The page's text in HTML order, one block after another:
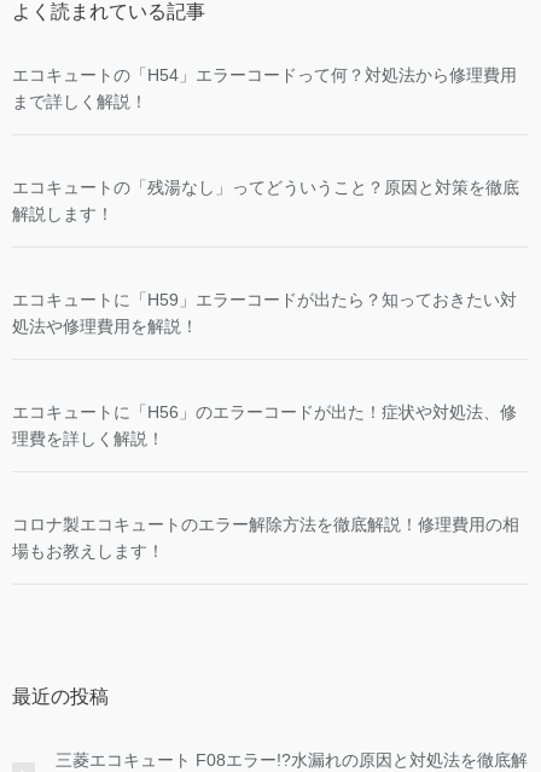
よく読まれている記事
エコキュートの「H54」エラーコードって何？対処法から修理費用
まで詳しく解説！
エコキュートの「残湯なし」ってどういうこと？原因と対策を徹底
解説します！
エコキュートに「H59」エラーコードが出たら？知っておきたい対
処法や修理費用を解説！
エコキュートに「H56」のエラーコードが出た！症状や対処法、修
理費を詳しく解説！
コロナ製エコキュートのエラー解除方法を徹底解説！修理費用の相
場もお教えします！
最近の投稿
三菱エコキュート F08エラー!?水漏れの原因と対処法を徹底解